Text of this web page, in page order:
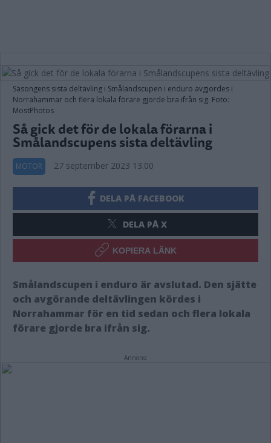
Säsongens sista deltävling i Smålandscupen i enduro avgjordes i
Norrahammar och flera lokala förare gjorde bra ifrån sig. Foto:
MostPhotos
Så gick det för de lokala förarna i
Smålandscupens sista deltävling
MOTOR 27 september 2023 13.00
DELA PÅ FACEBOOK
DELA PÅ X
KOPIERA LÄNK
Smålandscupen i enduro är avslutad. Den sjätte
och avgörande deltävlingen kördes i
Norrahammar för en tid sedan och flera lokala
förare gjorde bra ifrån sig.
Annons: